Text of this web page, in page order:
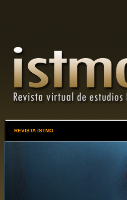
REVISTA ISTMO